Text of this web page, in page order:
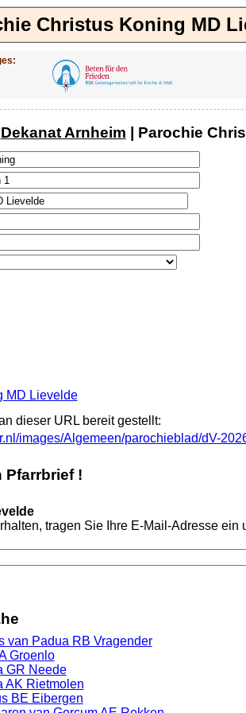
Christus Koning MD
Dekanat Arnheim | Parochie
MD Lievelde
dieser URL bereit gestellt:
images/Algemeen/parochieblad/dV-
Pfarrbrief !
tragen Sie Ihre E-Mail-Adresse
van Padua RB Vragender
Groenlo
GR Neede
AK Rietmolen
BE Eibergen